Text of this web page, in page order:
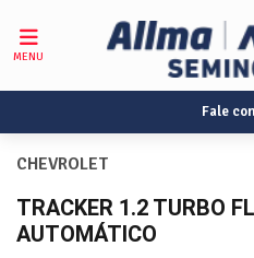
MENU
Fale
CHEVROLET
TRACKER 1.2 TURBO
AUTOMÁTICO